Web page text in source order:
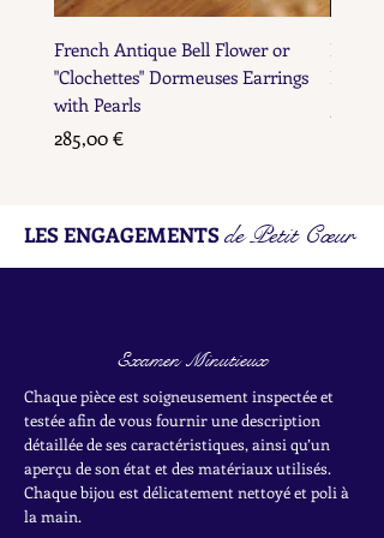
French Antique Bell Flower or
"Clochettes" Dormeuses Earrings
with Pearls
Prix
285,00 €
285,00
LES ENGAGEMENTSde Petit Cœur
Examen Minutieux
Chaque pièce est soigneusement inspectée et
testée afin de vous fournir une description
détaillée de ses caractéristiques, ainsi qu’un
aperçu de son état et des matériaux utilisés.
Chaque bijou est délicatement nettoyé et poli à
la main.